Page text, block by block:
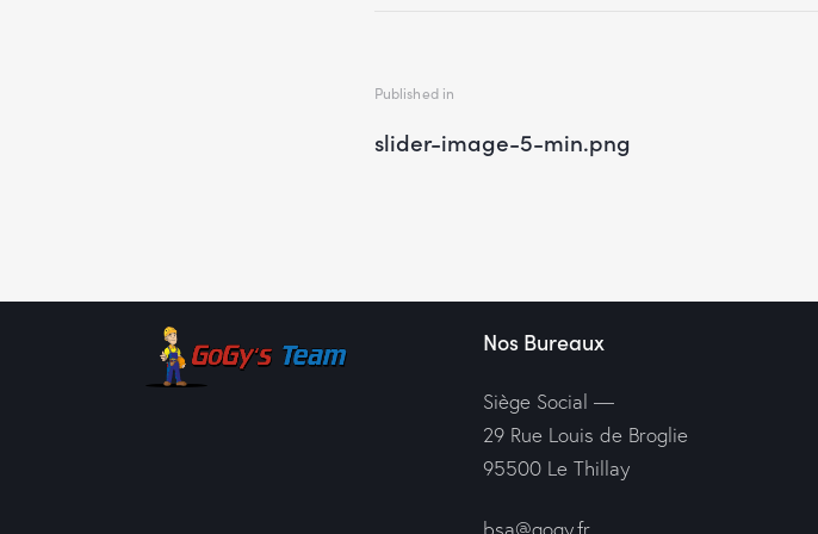
Published in
slider-image-5-min.png
Nos Bureaux
Siège Social —
29 Rue Louis de Broglie
95500 Le Thillay